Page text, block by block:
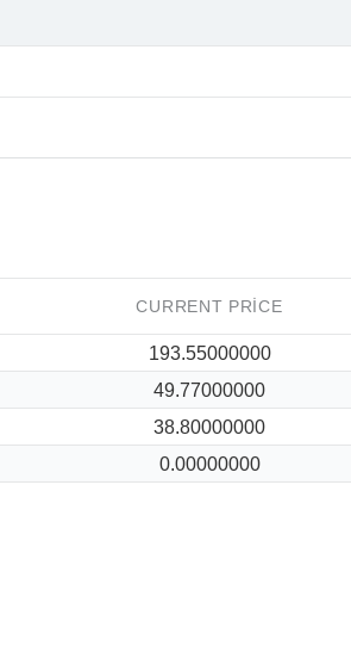
CURRENT PRICE
193.55000000
49.77000000
38.80000000
0.00000000